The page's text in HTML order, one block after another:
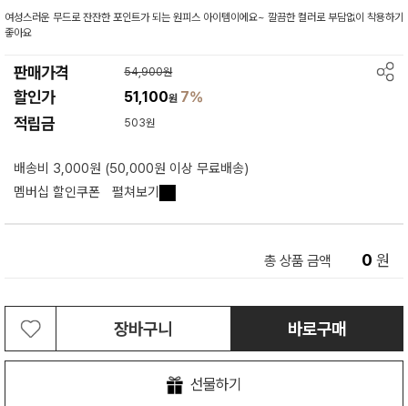
여성스러운 무드로 잔잔한 포인트가 되는 원피스 아이템이에요~ 깔끔한 컬러로 부담없이 착용하기
좋아요
판매가격 54,900원
할인가 51,100원 7%
적립금 503원
배송비 3,000원 (50,000원 이상 무료배송)
멤버십 할인쿠폰
펼쳐보기
총 상품 금액 0 원
장바구니 바로구매
선물하기